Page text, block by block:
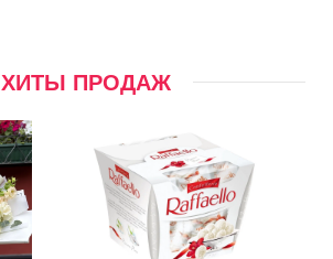
ХИТЫ ПРОДАЖ